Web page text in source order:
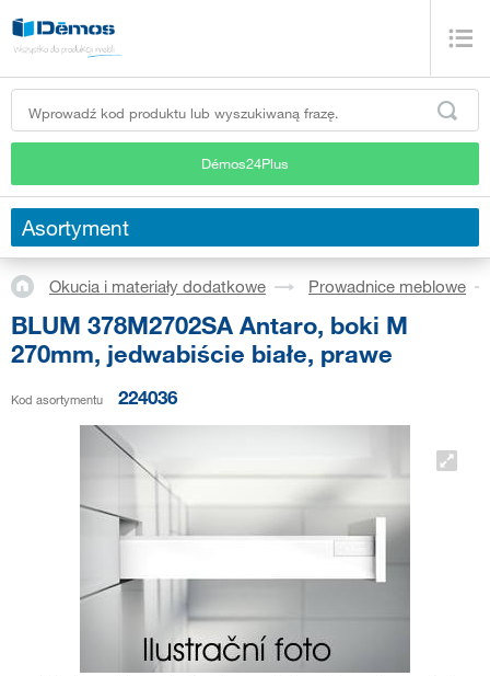
Démos24Plus
Asortyment
Okucia i materiały dodatkowe Prowadnice meblowe
BLUM 378M2702SA Antaro, boki M
270mm, jedwabiście białe, prawe
Kod asortymentu 224036